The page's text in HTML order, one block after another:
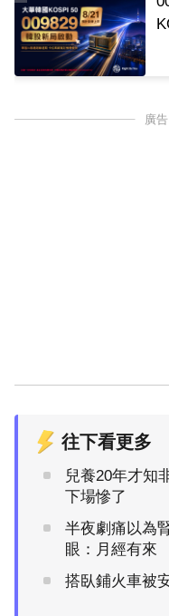
廣
往下看更多
兒養20年才知
下場慘了
半夜劇痛以為
眼：月經有來
搭臥鋪火車被